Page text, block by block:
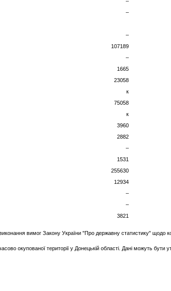
–
–
107189
–
1665
23058
к
75058
к
3960
2882
–
1531
255630
12934
–
–
3821
вимог Закону України "Про державну статистику" щодо
окупованої території у Донецькій області. Дані можуть бути